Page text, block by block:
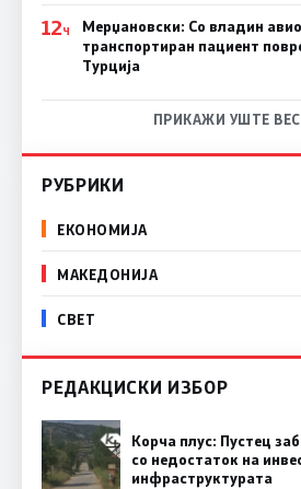
12Ч
Мерџановски: Со владин
транспортиран пациент
Турција
ПРИКАЖИ УШТЕ
РУБРИКИ
ЕКОНОМИЈА
МАКЕДОНИЈА
СВЕТ
РЕДАКЦИСКИ ИЗБОР
Корча плус: Пустец
со недостаток на
инфраструктурата